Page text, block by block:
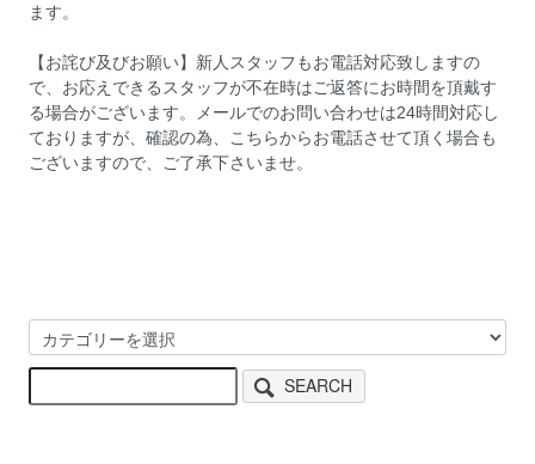
ます。
【お詫び及びお願い】新人スタッフもお電話対応致しますの
で、お応えできるスタッフが不在時はご返答にお時間を頂戴す
る場合がございます。メールでのお問い合わせは24時間対応し
ておりますが、確認の為、こちらからお電話させて頂く場合も
ございますので、ご了承下さいませ。
SEARCH